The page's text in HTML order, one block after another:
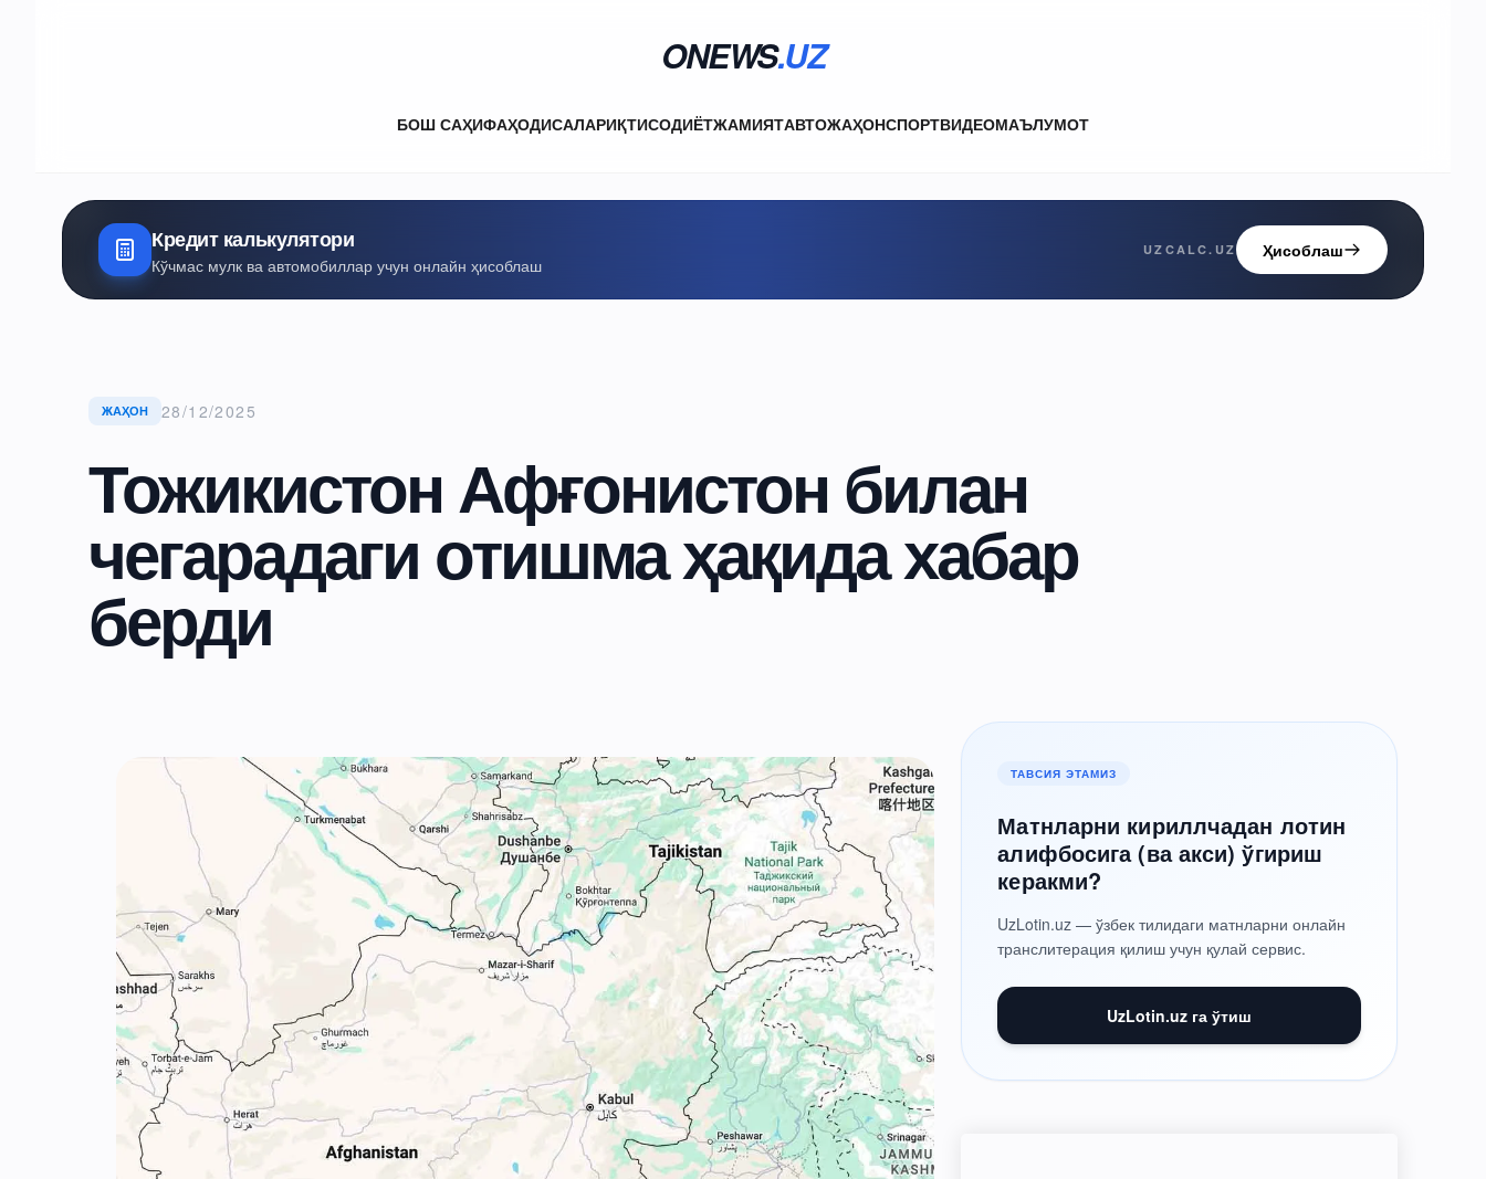
ONEWS.UZ
БОШ САҲИФАҲОДИСАЛАРИҚТИСОДИЁТЖАМИЯТАВТОЖАҲОНСПОРТВИДЕОМАЪЛУМОТ
Кредит калькулятори
Кўчмас мулк ва автомобиллар учун онлайн ҳисоблаш
UZCALC.UZ Ҳисоблаш
ЖАҲОН 28/12/2025
Тожикистон Афғонистон билан
чегарадаги отишма ҳақида хабар
берди
ТАВСИЯ ЭТАМИЗ
Матнларни кириллчадан лотин
алифбосига (ва акси) ўгириш
керакми?
UzLotin.uz — ўзбек тилидаги матнларни онлайн
транслитерация қилиш учун қулай сервис.
UzLotin.uz га ўтиш